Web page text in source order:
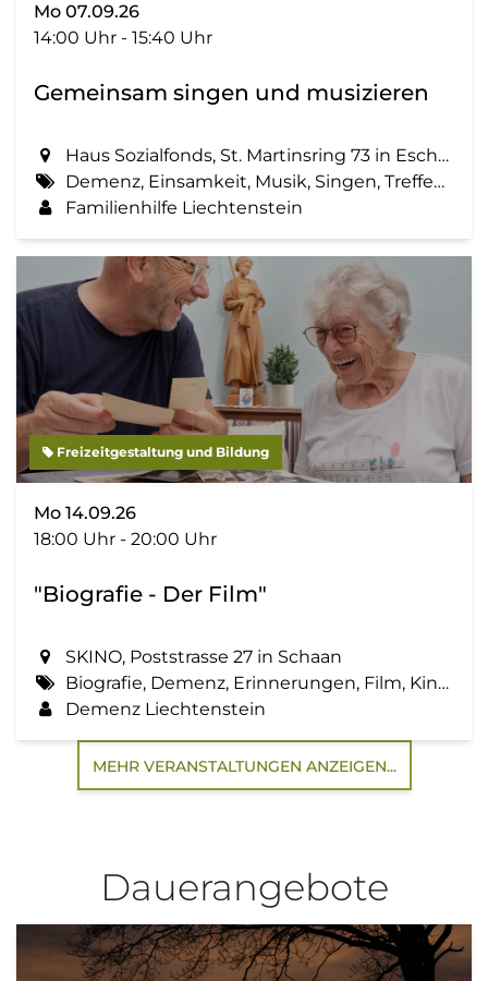
Mo 07.09.26
14:00 Uhr - 15:40 Uhr
Gemeinsam singen und musizieren
Haus Sozialfonds, St. Martinsring 73 in Eschen
Demenz, Einsamkeit, Musik, Singen, Treffen, Zemma tua - Senioren gemeinsam aktiv
Familienhilfe Liechtenstein
Freizeitgestaltung und Bildung
Mo 14.09.26
18:00 Uhr - 20:00 Uhr
"Biografie - Der Film"
SKINO, Poststrasse 27 in Schaan
Biografie, Demenz, Erinnerungen, Film, Kino, Lebensgeschichte, Zemma tua - Senioren gemeinsam aktiv
Demenz Liechtenstein
MEHR VERANSTALTUNGEN ANZEIGEN...
Dauerangebote